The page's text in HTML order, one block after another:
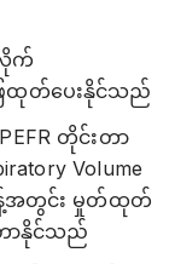
က်
ေထုတ်ပေးနိုင်သည်
တိုင်းတာ
Volume
န့်အတွင်း မှုတ်ထုတ်
ာနိုင်သည်